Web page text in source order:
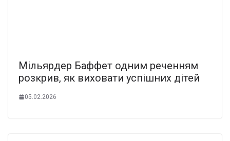
Мільярдер Баффет одним реченням
розкрив, як виховати успішних дітей
05.02.2026